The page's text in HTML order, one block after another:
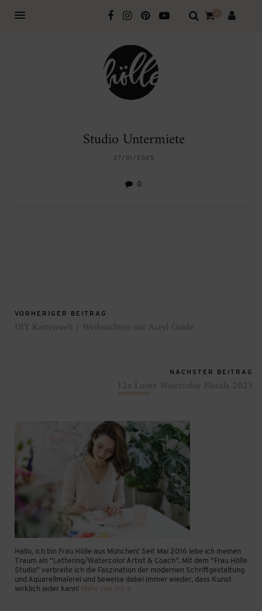
0
Studio Untermiete
27/01/2025
0
VORHERIGER BEITRAG
DIY Kartenwelt / Weihnachten mit Acryl Guide
NÄCHSTER BEITRAG
12x Loose Watercolor Florals 2025
Hallo, ich bin Frau Hölle aus München! Seit Mai 2016 lebe ich meinen
Traum als “Lettering/Watercolor Artist & Coach”. Mit dem “Frau Hölle
Studio” verbreite ich die Faszination der modernen Schriftgestaltung
und Aquarellmalerei und beweise dabei immer wieder, dass Kunst
wirklich jeder kann! Mehr von mir »